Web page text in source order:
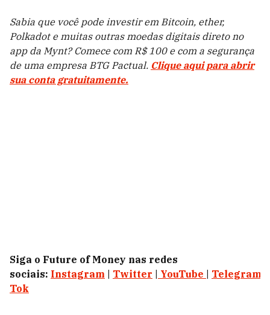
Sabia que você pode investir em Bitcoin, ether,
Polkadot e muitas outras moedas digitais direto no
app da Mynt? Comece com R$ 100 e com a segurança
de uma empresa BTG Pactual. Clique aqui para abrir
sua conta gratuitamente.
Siga o Future of Money nas redes
sociais: Instagram Twitter YouTube Telegram
Tok